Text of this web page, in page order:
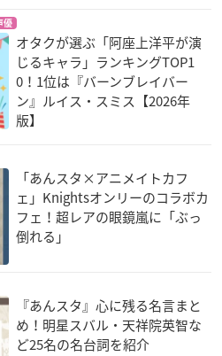
優
オタクが選ぶ「阿座上洋平が演
じるキャラ」ランキングTOP1
0！1位は『バーンブレイバー
ン』ルイス・スミス【2026年
版】
「あんスタ×アニメイトカフ
ェ」Knightsオンリーのコラボカ
フェ！超レアの眼鏡嵐に「ぶっ
倒れる」
『あんスタ』心に残る名言まと
め！明星スバル・天祥院英智な
ど25名の名台詞を紹介